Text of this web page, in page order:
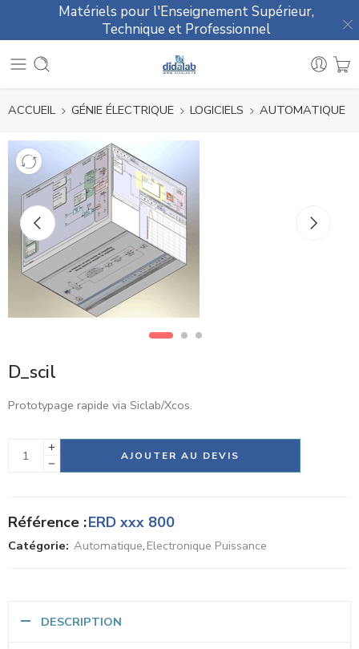
Matériels pour l'Enseignement Supérieur,
Technique et Professionnel
ACCUEIL GÉNIE ÉLECTRIQUE LOGICIELS AUTOMATIQUE
D_scil
Prototypage rapide via Siclab/Xcos.
AJOUTER AU DEVIS
Alternative:
Référence :ERD xxx 800
Catégorie: Automatique, Electronique Puissance
DESCRIPTION